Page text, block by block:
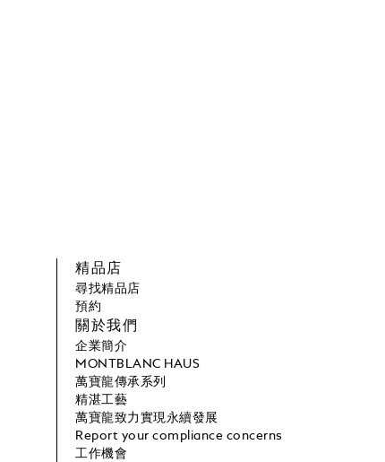
精品店
尋找精品店
預約
關於我們
企業簡介
MONTBLANC HAUS
萬寶龍傳承系列
精湛工藝
萬寶龍致力實現永續發展
Report your compliance concerns
工作機會